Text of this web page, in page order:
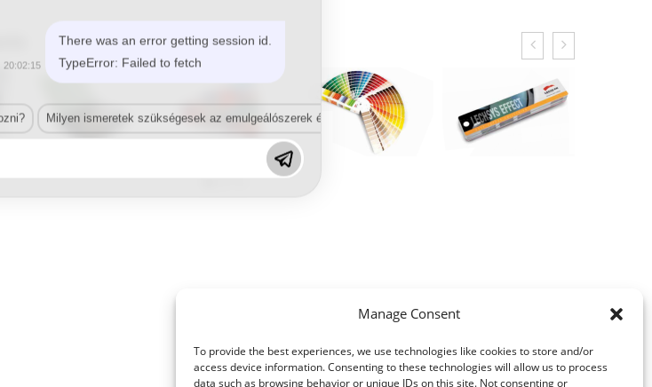
Manage Consent
To provide the best experiences, we use technologies like cookies to store and/or
access device information. Consenting to these technologies will allow us to process
data such as browsing behavior or unique IDs on this site. Not consenting or
There was an error getting session id.
TypeError: Failed to fetch
20:02:15
Milyen ismeretek szükségesek az emulgeálószerek és diszpergálószerek terén?